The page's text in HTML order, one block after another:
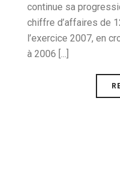
continue sa
chiffre d’affaires de
l’exercice 2007, en
à 2006 [...]